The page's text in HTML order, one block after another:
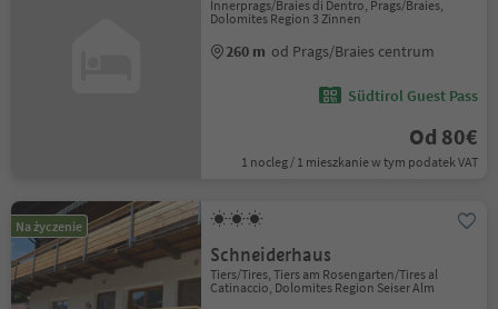
Innerprags/Braies di Dentro, Prags/Braies,
Dolomites Region 3 Zinnen
260 m od Prags/Braies centrum
Südtirol Guest Pass
Od 80€
1 nocleg / 1 mieszkanie w tym podatek VAT
Na życzenie
Schneiderhaus
Tiers/Tires, Tiers am Rosengarten/Tires al
Catinaccio, Dolomites Region Seiser Alm